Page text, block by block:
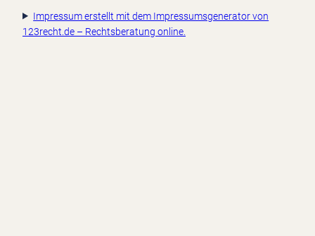
Impressum erstellt mit dem Impressumsgenerator von
123recht.de – Rechtsberatung online.